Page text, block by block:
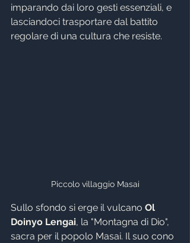
imparando dai loro gesti essenziali, e
lasciandoci trasportare dal battito
regolare di una cultura che resiste.
Piccolo villaggio Masai
Sullo sfondo si erge il vulcano Ol
Doinyo Lengai, la "Montagna di Dio",
sacra per il popolo Masai. Il suo cono